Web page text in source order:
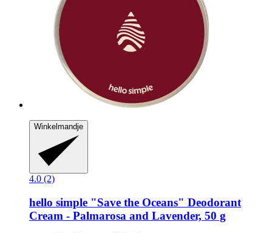
Winkelmandje
4.0 (2)
hello simple "Save the Oceans" Deodorant
Cream -​ Palmarosa and Lavender, 50 g